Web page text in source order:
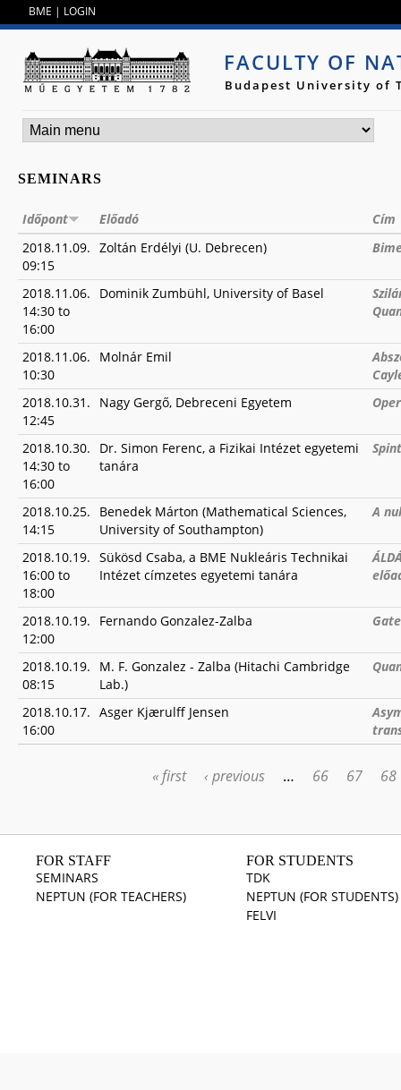
BME | LOGIN
FACULTY OF
Budapest University of
SEMINARS
Időpont Előadó
Cím
2018.11.09.
09:15
Zoltán Erdélyi (U. Debrecen)
2018.11.06.
14:30 to
16:00
Dominik Zumbühl, University of Basel
2018.11.06.
10:30
Molnár Emil
2018.10.31.
12:45
Nagy Gergő, Debreceni Egyetem
2018.10.30.
14:30 to
16:00
Dr. Simon Ferenc, a Fizikai Intézet egyetemi
tanára
2018.10.25.
14:15
Benedek Márton (Mathematical Sciences,
University of Southampton)
A
2018.10.19.
16:00 to
18:00
Sükösd Csaba, a BME Nukleáris Technikai
Intézet címzetes egyetemi tanára
2018.10.19.
12:00
Fernando Gonzalez-Zalba
2018.10.19.
08:15
M. F. Gonzalez - Zalba (Hitachi Cambridge
Lab.)
2018.10.17.
16:00
Asger Kjærulff Jensen
« first ‹ previous … 66 67 68
FOR STAFF
SEMINARS
NEPTUN (FOR TEACHERS)
FOR STUDENTS
TDK
NEPTUN (FOR STUDENTS)
FELVI